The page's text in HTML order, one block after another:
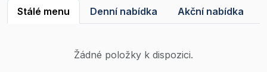
Stálé menu Denní nabídka Akční nabídka
Žádné položky k dispozici.